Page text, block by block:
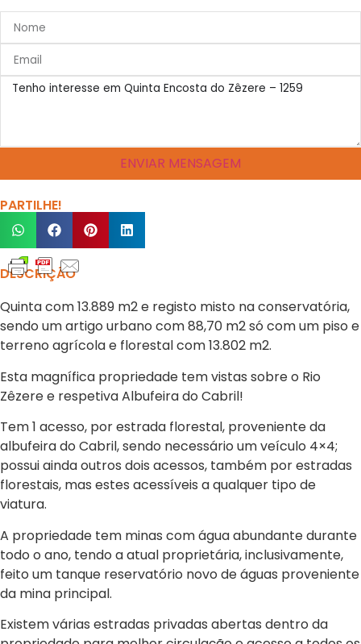
ENVIAR MENSAGEM
PARTILHE!
DESCRIÇÃO
Quinta com 13.889 m2 e registo misto na conservatória,
sendo um artigo urbano com 88,70 m2 só com um piso e
terreno agrícola e florestal com 13.802 m2.
Esta magnífica propriedade tem vistas sobre o Rio
Zêzere e respetiva Albufeira do Cabril!
Tem 1 acesso, por estrada florestal, proveniente da
albufeira do Cabril, sendo necessário um veículo 4×4;
possui ainda outros dois acessos, também por estradas
florestais, mas estes acessíveis a qualquer tipo de
viatura.
A propriedade tem minas com água abundante durante
todo o ano, tendo a atual proprietária, inclusivamente,
feito um tanque reservatório novo de águas proveniente
da mina principal.
Existem várias estradas privadas abertas dentro da